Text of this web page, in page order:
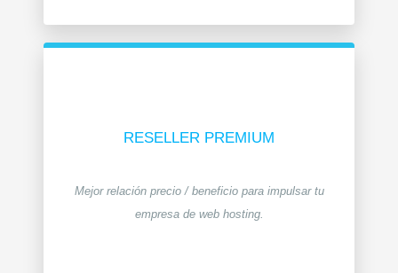
RESELLER PREMIUM
Mejor relación precio / beneficio para impulsar tu
empresa de web hosting.